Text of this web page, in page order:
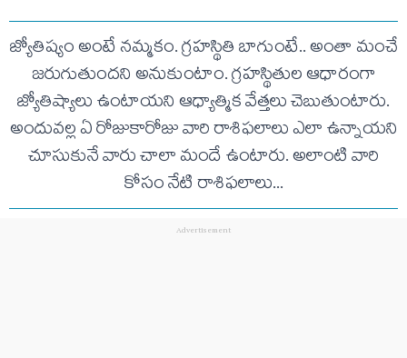
జ్యోతిష్యం అంటే నమ్మకం. గ్రహస్థితి బాగుంటే.. అంతా మంచే
జరుగుతుందని అనుకుంటాం. గ్రహస్థితుల ఆధారంగా
జ్యోతిష్యాలు ఉంటాయని ఆధ్యాత్మిక వేత్తలు చెబుతుంటారు.
అందువ‌ల్ల ఏ రోజుకారోజు వారి రాశిఫ‌లాలు ఎలా ఉన్నాయ‌ని
చూసుకునే వారు చాలా మందే ఉంటారు. అలాంటి వారి
కోసం నేటి రాశిఫ‌లాలు...